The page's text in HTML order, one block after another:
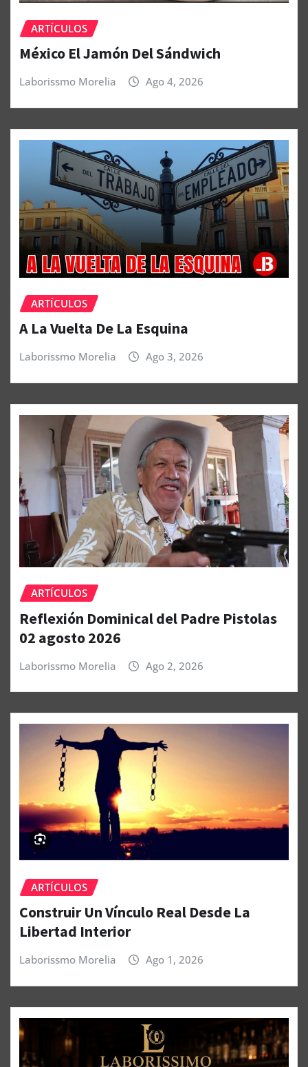
ARTÍCULOS
México El Jamón Del Sándwich
Laborissmo Morelia Ago 4, 2026
ARTÍCULOS
A La Vuelta De La Esquina
Laborissmo Morelia Ago 3, 2026
ARTÍCULOS
Reflexión Dominical del Padre Pistolas
02 agosto 2026
Laborissmo Morelia Ago 2, 2026
ARTÍCULOS
Construir Un Vínculo Real Desde La
Libertad Interior
Laborissmo Morelia Ago 1, 2026